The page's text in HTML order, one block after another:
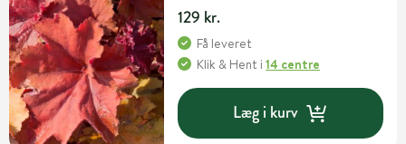
129 kr.
Få leveret
Klik & Hent i14 centre
Læg i kurv